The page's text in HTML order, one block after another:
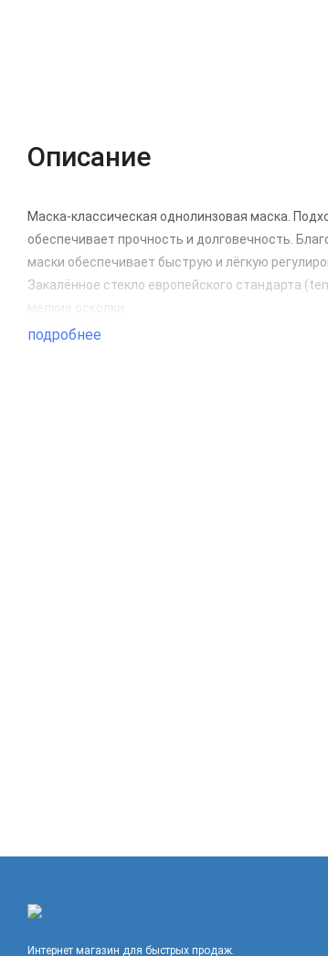
Описание
Маска-классическая однолинзовая маска.
обеспечивает прочность и долговечность.
маски обеспечивает быструю и лёгкую
Закалённое стекло европейского стандарта
мелкие осколки.
подробнее
Интернет магазин для быстрых продаж.